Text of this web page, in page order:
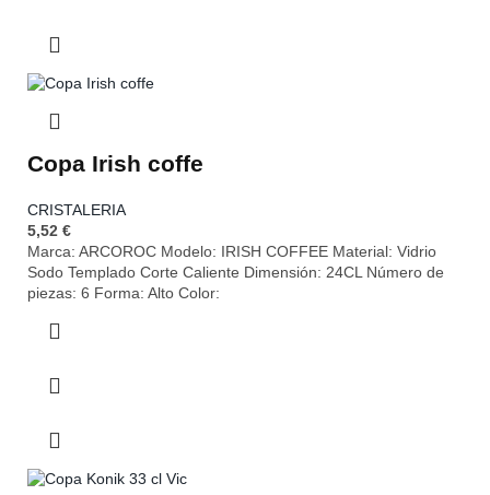
Copa Irish coffe
CRISTALERIA
5,52 €
Marca: ARCOROC Modelo: IRISH COFFEE Material: Vidrio
Sodo Templado Corte Caliente Dimensión: 24CL Número de
piezas: 6 Forma: Alto Color: